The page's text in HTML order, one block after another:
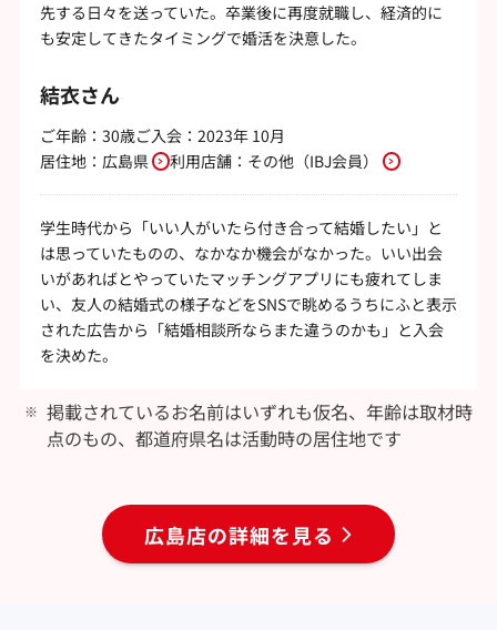
先する日々を送っていた。卒業後に再度就職し、経済的に
も安定してきたタイミングで婚活を決意した。
結衣さん
ご年齢：30歳ご入会：2023年 10月
居住地： 広島県 利用店舗： その他（IBJ会員）
学生時代から「いい人がいたら付き合って結婚したい」と
は思っていたものの、なかなか機会がなかった。いい出会
いがあればとやっていたマッチングアプリにも疲れてしま
い、友人の結婚式の様子などをSNSで眺めるうちにふと表示
された広告から「結婚相談所ならまた違うのかも」と入会
を決めた。
掲載されているお名前はいずれも仮名、年齢は取材時
点のもの、都道府県名は活動時の居住地です
広島店の詳細を見る